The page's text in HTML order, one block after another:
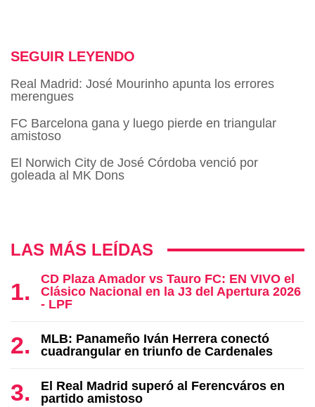
SEGUIR LEYENDO
Real Madrid: José Mourinho apunta los errores
merengues
FC Barcelona gana y luego pierde en triangular
amistoso
El Norwich City de José Córdoba venció por
goleada al MK Dons
LAS MÁS LEÍDAS
CD Plaza Amador vs Tauro FC: EN VIVO el
Clásico Nacional en la J3 del Apertura 2026
- LPF
MLB: Panameño Iván Herrera conectó
cuadrangular en triunfo de Cardenales
El Real Madrid superó al Ferencváros en
partido amistoso